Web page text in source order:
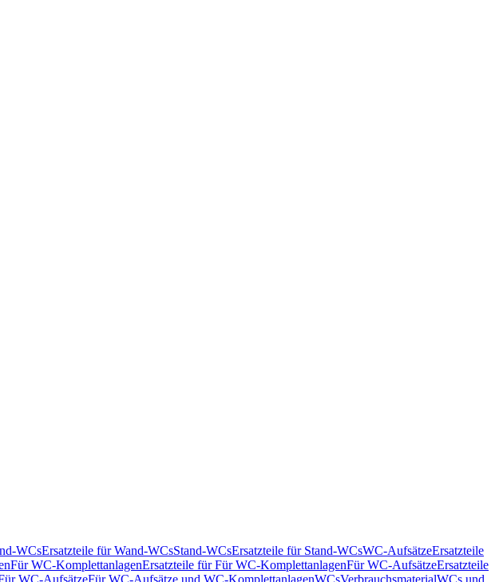
WCsErsatzteile für Wand-WCsStand-WCsErsatzteile für Stand-WCsWC-AufsätzeErsatzteile
Für WC-KomplettanlagenErsatzteile für Für WC-KomplettanlagenFür WC-AufsätzeErsatzteile
WC-AufsätzeFür WC-Aufsätze und WC-KomplettanlagenWCsVerbrauchsmaterialWCs und